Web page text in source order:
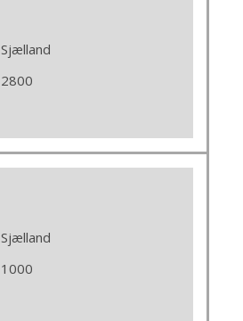
Sjælland
2800
Sjælland
1000